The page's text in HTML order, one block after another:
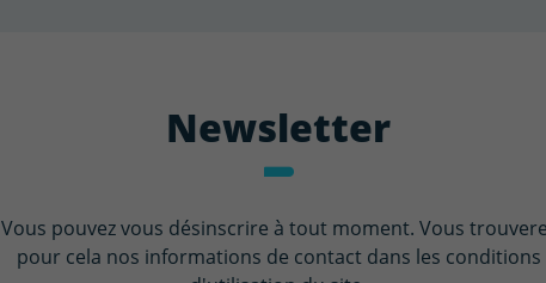
Newsletter
Vous pouvez vous désinscrire à tout moment. Vous
pour cela nos informations de contact dans les conditions